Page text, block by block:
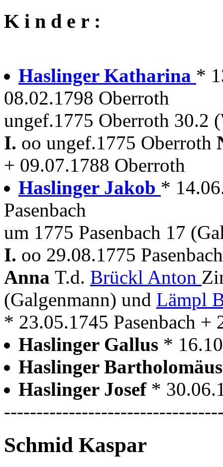
K i n d e r :
Haslinger Katharina *
08.02.1798 Oberroth
ungef.1775 Oberroth 30.2
I. oo ungef.1775 Oberroth
+ 09.07.1788 Oberroth
Haslinger Jakob *
Pasenbach
um 1775 Pasenbach 17
I. oo 29.08.1775
Anna T.d. Brückl Anton
(Galgenmann) und Lämpl
* 23.05.1745 Pasenbach +
Haslinger Gallus *
Haslinger
Haslinger Josef *
Schmid Kaspar